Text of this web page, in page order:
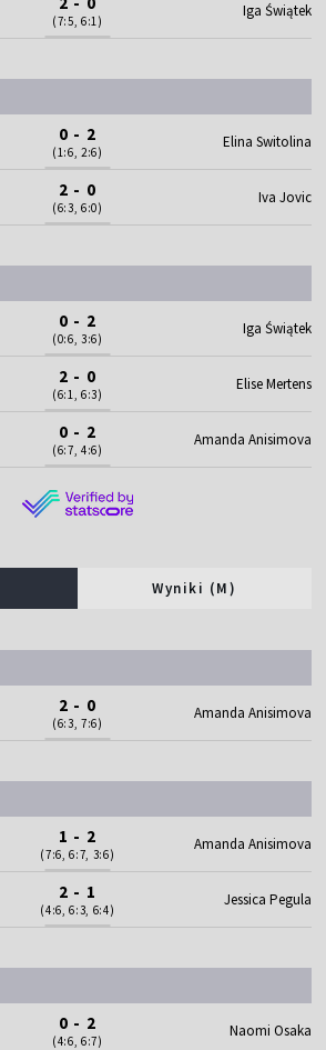
(7:5, 6:1)
Iga Świątek
0 - 2
(1:6, 2:6)
Elina Switolina
2 - 0
(6:3, 6:0)
Iva Jovic
0 - 2
(0:6, 3:6)
Iga Świątek
2 - 0
(6:1, 6:3)
Elise Mertens
0 - 2
(6:7, 4:6)
Amanda Anisimova
Wyniki (M)
2 - 0
(6:3, 7:6)
Amanda Anisimova
1 - 2
(7:6, 6:7, 3:6)
Amanda Anisimova
2 - 1
(4:6, 6:3, 6:4)
Jessica Pegula
0 - 2
(4:6, 6:7)
Naomi Osaka